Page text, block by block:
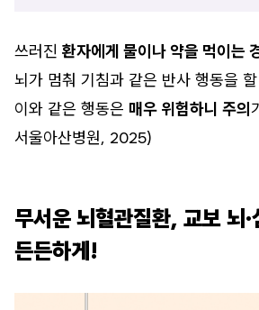
쓰러진 환자에게 물이나 약을 먹이는
뇌가 멈춰 기침과 같은 반사 행동을
이와 같은 행동은 매우 위험하니 주의
서울아산병원, 2025)
무서운 뇌혈관질환, 교보 뇌
든든하게!